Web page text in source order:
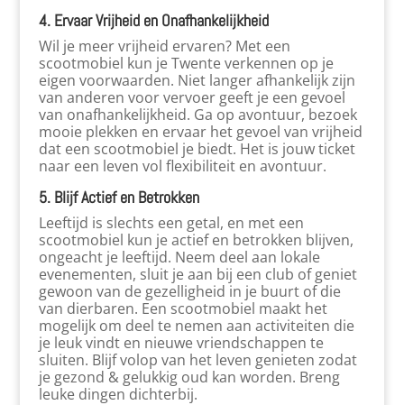
4. Ervaar Vrijheid en Onafhankelijkheid
Wil je meer vrijheid ervaren? Met een
scootmobiel kun je Twente verkennen op je
eigen voorwaarden. Niet langer afhankelijk zijn
van anderen voor vervoer geeft je een gevoel
van onafhankelijkheid. Ga op avontuur, bezoek
mooie plekken en ervaar het gevoel van vrijheid
dat een scootmobiel je biedt. Het is jouw ticket
naar een leven vol flexibiliteit en avontuur.
5. Blijf Actief en Betrokken
Leeftijd is slechts een getal, en met een
scootmobiel kun je actief en betrokken blijven,
ongeacht je leeftijd. Neem deel aan lokale
evenementen, sluit je aan bij een club of geniet
gewoon van de gezelligheid in je buurt of die
van dierbaren. Een scootmobiel maakt het
mogelijk om deel te nemen aan activiteiten die
je leuk vindt en nieuwe vriendschappen te
sluiten. Blijf volop van het leven genieten zodat
je gezond & gelukkig oud kan worden. Breng
leuke dingen dichterbij.